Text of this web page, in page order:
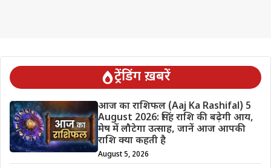
ट्रेंडिंग ख़बरें
आज का राशिफल (Aaj Ka Rashifal) 5
August 2026: सिंह राशि की बढ़ेगी आय,
मेष में लौटेगा उत्साह, जानें आज आपकी
राशि क्या कहती है
August 5, 2026